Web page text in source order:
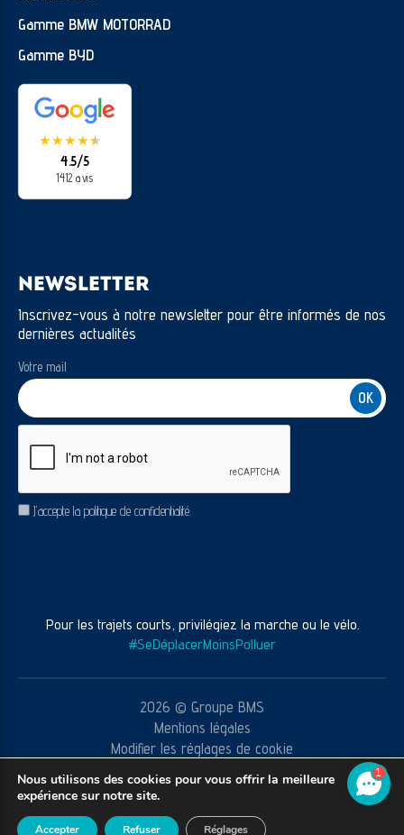
ECRIVEZ-NOUS
Gamme BMW MOTORRAD
Gamme BYD
★★★★★
★
4.5/5
1412 avis
NEWSLETTER
Inscrivez-vous à notre newsletter pour être informés de nos
dernières actualités
Votre mail
RGPDJ’accepte la politique de confidentialité.
Pour les trajets courts, privilégiez la marche ou le vélo.
#SeDéplacerMoinsPolluer
2026 © Groupe BMS
Mentions légales
Modifier les réglages de cookie
Réalisation agence web
Nous utilisons des cookies pour vous offrir la meilleure
expérience sur notre site.
Accepter Refuser Réglages
1